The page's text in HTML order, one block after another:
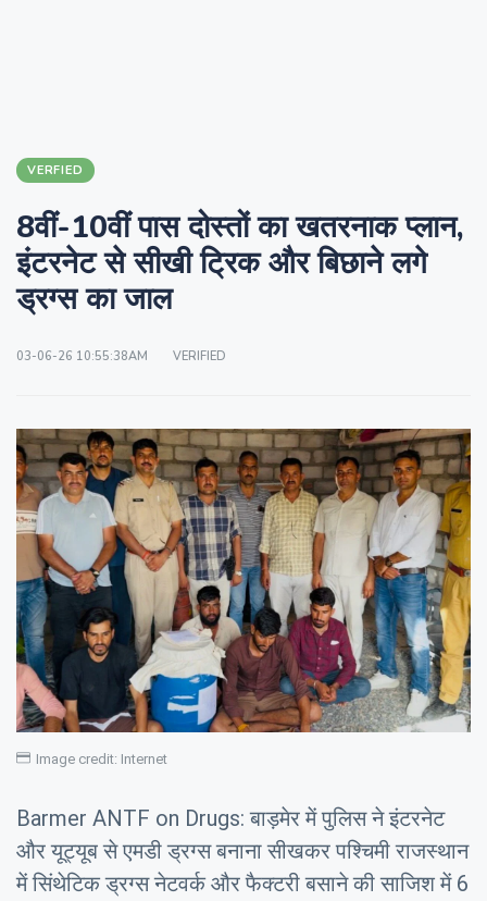
VERFIED
8वीं-10वीं पास दोस्तों का खतरनाक प्लान,
इंटरनेट से सीखी ट्रिक और बिछाने लगे
ड्रग्स का जाल
03-06-26 10:55:38AM VERIFIED
Image credit: Internet
Barmer ANTF on Drugs: बाड़मेर में पुलिस ने इंटरनेट
और यूट्यूब से एमडी ड्रग्स बनाना सीखकर पश्चिमी राजस्थान
में सिंथेटिक ड्रग्स नेटवर्क और फैक्टरी बसाने की साजिश में 6